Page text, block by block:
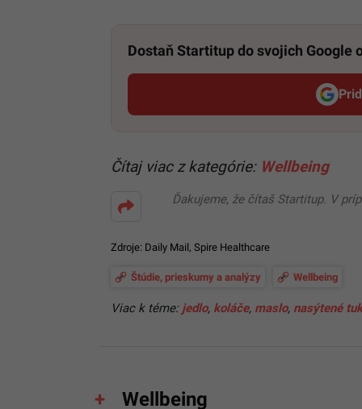
Dostaň Startitup do svojich Google
Čítaj viac z kategórie: Wellbeing
Ďakujeme, že čítaš Startitup. V
Zdroje: Daily Mail, Spire Healthcare
Štúdie, prieskumy a analýzy Wellbeing
Viac k téme: jedlo, koláče, maslo, nasýtené
Wellbeing